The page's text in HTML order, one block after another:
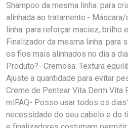
Shampoo da mesma linha: para
alinhada ao tratamento.-
linha: para reforçar maciez, brilho
Finalizador da mesma linha: para
os fios mais alinhados no dia a
Produto?- Cremosa: Textura
Ajuste a quantidade para evitar
Creme de Pentear Vita Derm Vita
mlFAQ- Posso usar todos os
necessidade do seu cabelo e do